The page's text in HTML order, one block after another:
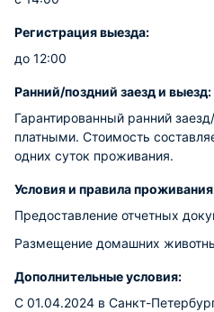
Регистрация выезда:
до 12:00
Ранний/поздний заезд и выезд:
Гарантированный ранний
платными. Стоимость
одних суток проживания.
Условия и правила
Предоставление отчетных
Размещение домашних
Дополнительные условия:
С 01.04.2024 в Санкт-